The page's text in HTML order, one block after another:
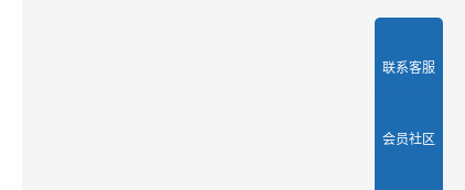
联系客服
会员社区